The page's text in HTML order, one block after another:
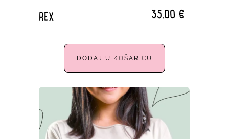
REX 35,00 €
DODAJ U KOŠARICU